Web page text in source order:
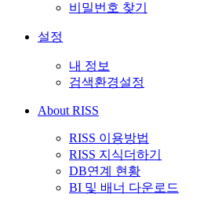
비밀번호 찾기
설정
내 정보
검색환경설정
About RISS
RISS 이용방법
RISS 지식더하기
DB연계 현황
BI 및 배너 다운로드